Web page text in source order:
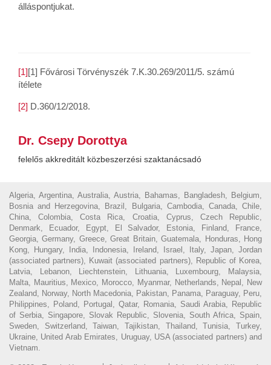
álláspontjukat.
[1][1] Fővárosi Törvényszék 7.K.30.269/2011/5. számú
ítélete
[2] D.360/12/2018.
Dr. Csepy Dorottya
felelős akkreditált közbeszerzési szaktanácsadó
Algeria, Argentina, Australia, Austria, Bahamas, Bangladesh, Belgium,
Bosnia and Herzegovina, Brazil, Bulgaria, Cambodia, Canada, Chile,
China, Colombia, Costa Rica, Croatia, Cyprus, Czech Republic,
Denmark, Ecuador, Egypt, El Salvador, Estonia, Finland, France,
Georgia, Germany, Greece, Great Britain, Guatemala, Honduras, Hong
Kong, Hungary, India, Indonesia, Ireland, Israel, Italy, Japan, Jordan
(associated partners), Kuwait (associated partners), Republic of Korea,
Latvia, Lebanon, Liechtenstein, Lithuania, Luxembourg, Malaysia,
Malta, Mauritius, Mexico, Morocco, Myanmar, Netherlands, Nepal, New
Zealand, Norway, North Macedonia, Pakistan, Panama, Paraguay, Peru,
Philippines, Poland, Portugal, Qatar, Romania, Saudi Arabia, Republic
of Serbia, Singapore, Slovak Republic, Slovenia, South Africa, Spain,
Sweden, Switzerland, Taiwan, Tajikistan, Thailand, Tunisia, Turkey,
Ukraine, United Arab Emirates, Uruguay, USA (associated partners) and
Vietnam.